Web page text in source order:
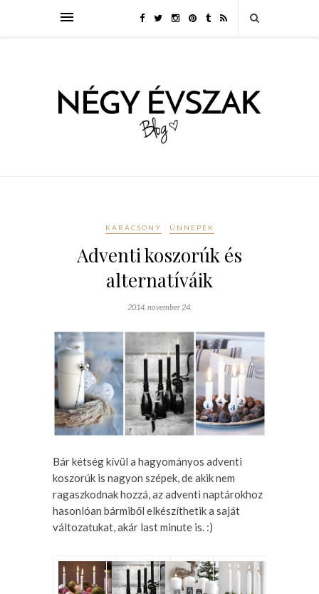
KARÁCSONY ÜNNEPEK
Adventi koszorúk és
alternatíváik
2014. november 24.
Bár kétség kívül a hagyományos adventi
koszorúk is nagyon szépek, de akik nem
ragaszkodnak hozzá, az adventi naptárokhoz
hasonlóan bármiből elkészíthetik a saját
változatukat, akár last minute is. :)